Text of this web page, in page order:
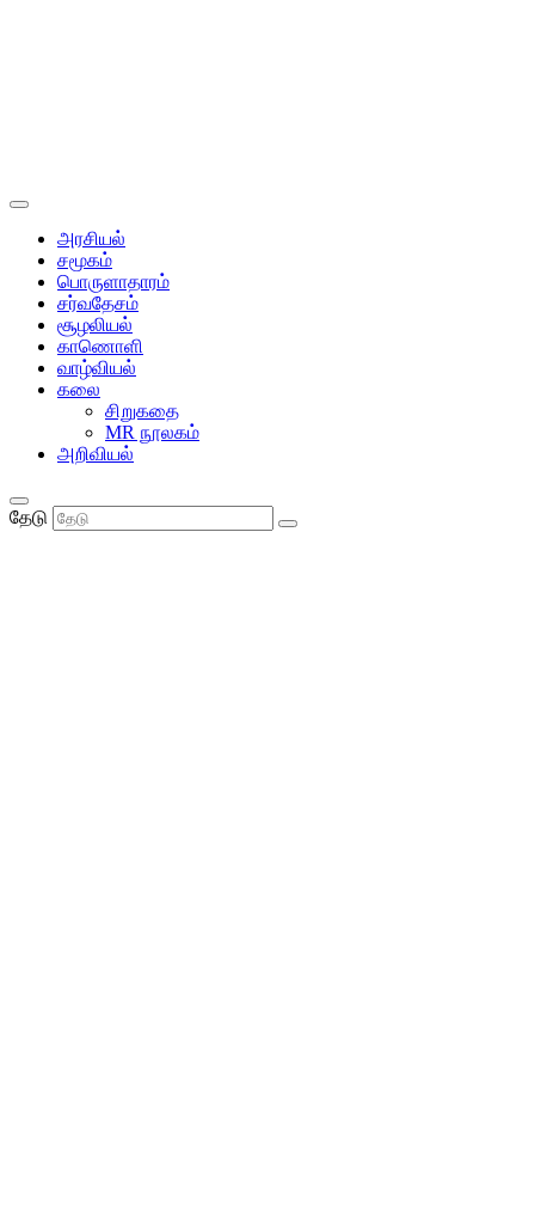
அரசியல்
சமூகம்
பொருளாதாரம்
சர்வதேசம்
சூழலியல்
காணொளி
வாழ்வியல்
கலை
சிறுகதை
MR நூலகம்
அறிவியல்
தேடு